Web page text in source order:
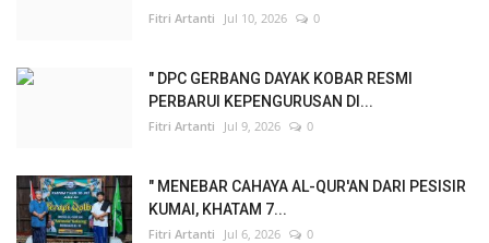
Fitri Artanti Jul 10, 2026 0
" DPC GERBANG DAYAK KOBAR RESMI
PERBARUI KEPENGURUSAN DI...
Fitri Artanti Jul 9, 2026 0
" MENEBAR CAHAYA AL-QUR'AN DARI PESISIR
KUMAI, KHATAM 7...
Fitri Artanti Jul 6, 2026 0